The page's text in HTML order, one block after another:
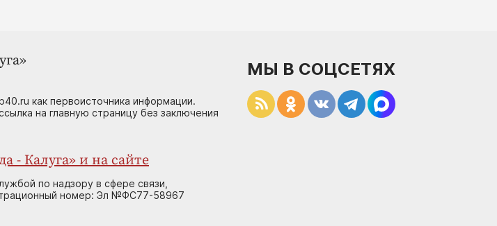
как первоисточника информации.
на главную страницу без заключения
- Калуга» и на сайте
по надзору в сфере связи,
номер: Эл №ФС77-58967
МЫ В СОЦСЕТЯХ